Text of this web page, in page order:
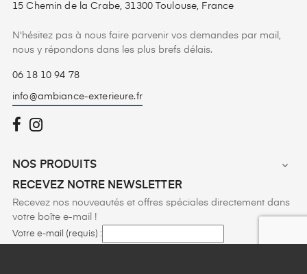
15 Chemin de la Crabe, 31300 Toulouse, France
N'hésitez pas à nous faire parvenir vos demandes par mail,
nous y répondons dans les plus brefs délais.
06 18 10 94 78
info@ambiance-exterieure.fr
NOS PRODUITS

RECEVEZ NOTRE NEWSLETTER
Recevez nos nouveautés et offres spéciales directement dans
votre boîte e-mail !
Votre e-mail (requis) :